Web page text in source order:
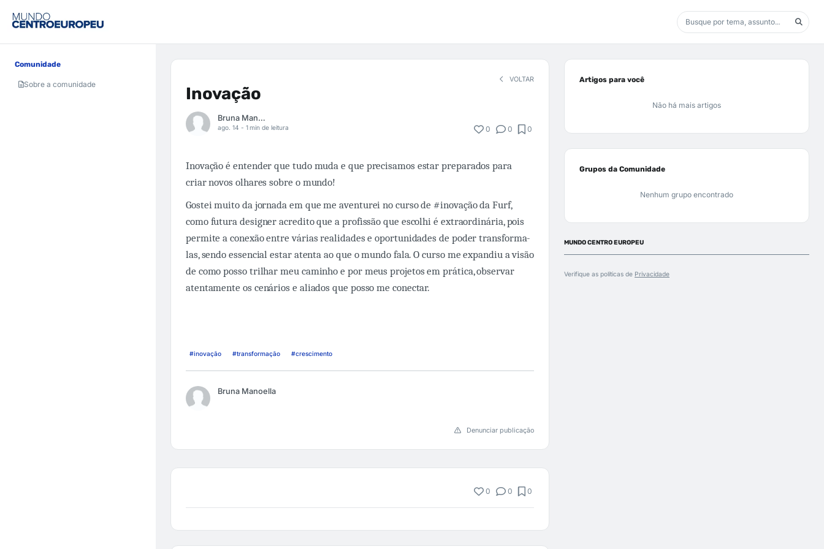
Comunidade
Sobre a comunidade
VOLTAR
Inovação
Bruna Manoella
ago. 14 - 1 min de leitura 0 0 0
Inovação é entender que tudo muda e que precisamos estar preparados para
criar novos olhares sobre o mundo!
Gostei muito da jornada em que me aventurei no curso de #inovação da Furf,
como futura designer acredito que a profissão que escolhi é extraordinária, pois
permite a conexão entre várias realidades e oportunidades de poder transforma-
las, sendo essencial estar atenta ao que o mundo fala. O curso me expandiu a visão
de como posso trilhar meu caminho e por meus projetos em prática, observar
atentamente os cenários e aliados que posso me conectar.
#inovação #transformação #crescimento
Bruna Manoella
Denunciar publicação
0 0 0
Artigos para você
Não há mais artigos
Grupos da Comunidade
Nenhum grupo encontrado
MUNDO CENTRO EUROPEU
Verifique as políticas de Privacidade